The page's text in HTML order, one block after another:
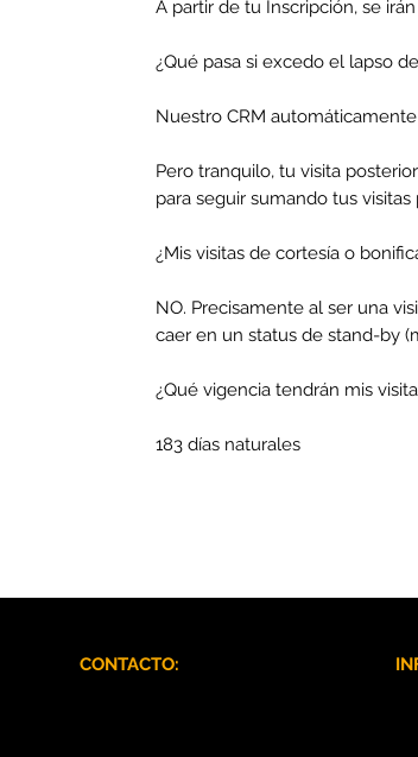
A partir de tu Inscripción, se
¿Qué pasa si excedo el lapso
Nuestro CRM
Pero tranquilo, tu visita
para seguir sumando tus
¿Mis visitas de cortesía o
NO. Precisamente al ser una
caer en un status de stand-by
¿Qué vigencia tendrán mis
183 días naturales
CONTACTO: